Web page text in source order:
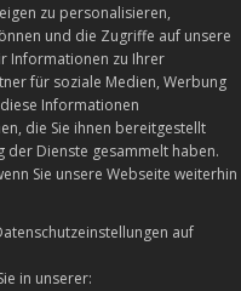
zu personalisieren,
und die Zugriffe auf unsere
Informationen zu Ihrer
für soziale Medien, Werbung
Informationen
die Sie ihnen bereitgestellt
der Dienste gesammelt haben.
Sie unsere Webseite weiterhin
auf
in unserer: